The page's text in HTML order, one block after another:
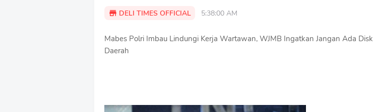
DELI TIMES OFFICIAL 5:38:00 AM
Mabes Polri Imbau Lindungi Kerja Wartawan, WJMB Ingatkan Jangan Ada
Daerah